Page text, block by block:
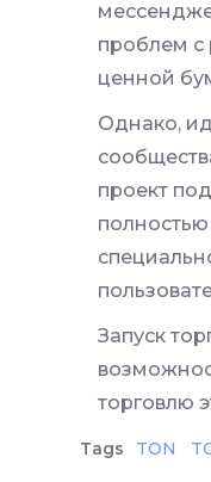
проблем с
ценной
Однако,
проект
Запуск
торговлю
Tags TON